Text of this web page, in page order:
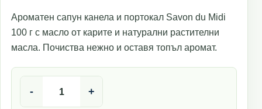
Ароматен сапун канела и портокал Savon du Midi
100 г с масло от карите и натурални растителни
масла. Почиства нежно и оставя топъл аромат.
- +